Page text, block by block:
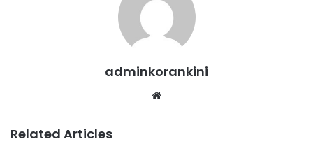
adminkorankini
Related Articles